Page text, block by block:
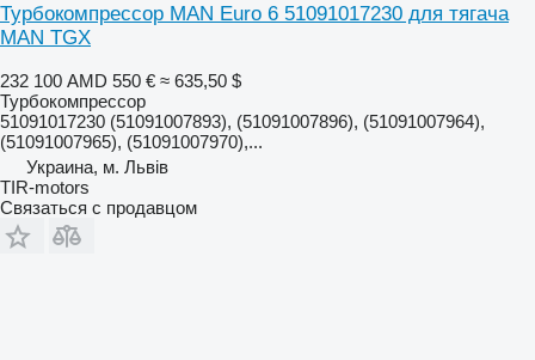
Турбокомпрессор MAN Euro 6 51091017230 для тягача
MAN TGX
232 100 AMD 550 € ≈ 635,50 $
Турбокомпрессор
51091017230 (51091007893), (51091007896), (51091007964),
(51091007965), (51091007970),...
Украина, м. Львів
TIR-motors
Связаться с продавцом